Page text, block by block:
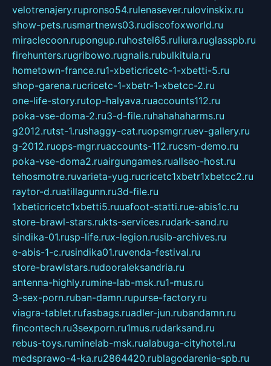
velotrenajery.rupronso54.rulenasever.rulovinskix.ru
show-pets.rusmartnews03.rudiscofoxworld.ru
miraclecoon.rupongup.ruhostel65.ruliura.ruglasspb.ru
firehunters.rugribowo.rugnalis.rubulkitula.ru
hometown-france.ru1-xbeticricetc-1-xbetti-5.ru
shop-garena.rucricetc-1-xbetr-1-xbetcc-2.ru
one-life-story.rutop-halyava.ruaccounts112.ru
poka-vse-doma-2.ru3-d-file.ruhahahaharms.ru
g2012.rutst-1.rushaggy-cat.ruopsmgr.ruev-gallery.ru
g-2012.ruops-mgr.ruaccounts-112.rucsm-demo.ru
poka-vse-doma2.ruairgungames.ruallseo-host.ru
tehosmotre.ruvarieta-yug.rucricetc1xbetr1xbetcc2.ru
raytor-d.ruatillagunn.ru3d-file.ru
1xbeticricetc1xbetti5.ruuafoot-statti.rue-abis1c.ru
store-brawl-stars.rukts-services.rudark-sand.ru
sindika-01.rusp-life.rux-legion.rusib-archives.ru
e-abis-1-c.rusindika01.ruvenda-festival.ru
store-brawlstars.rudooraleksandria.ru
antenna-highly.rumine-lab-msk.ru1-mus.ru
3-sex-porn.ruban-damn.rupurse-factory.ru
viagra-tablet.rufasbags.ruadler-jun.rubandamn.ru
fincontech.ru3sexporn.ru1mus.rudarksand.ru
rebus-toys.ruminelab-msk.rualabuga-cityhotel.ru
medsprawo-4-ka.ru2864420.rublagodarenie-spb.ru